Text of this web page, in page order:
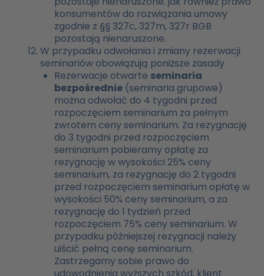
konsumentów do rozwiązania umowy
zgodnie z §§ 327c, 327m, 327r BGB
pozostają nienaruszone.
W przypadku odwołania i zmiany rezerwacji
seminariów obowiązują poniższe zasady
Rezerwacje otwarte seminaria
bezpośrednie (seminaria grupowe)
można odwołać do 4 tygodni przed
rozpoczęciem seminarium za pełnym
zwrotem ceny seminarium. Za rezygnację
do 3 tygodni przed rozpoczęciem
seminarium pobieramy opłatę za
rezygnację w wysokości 25% ceny
seminarium, za rezygnację do 2 tygodni
przed rozpoczęciem seminarium opłatę w
wysokości 50% ceny seminarium, a za
rezygnację do 1 tydzień przed
rozpoczęciem 75% ceny seminarium. W
przypadku późniejszej rezygnacji należy
uiścić pełną cenę seminarium.
Zastrzegamy sobie prawo do
udowodnienia wyższych szkód, klient